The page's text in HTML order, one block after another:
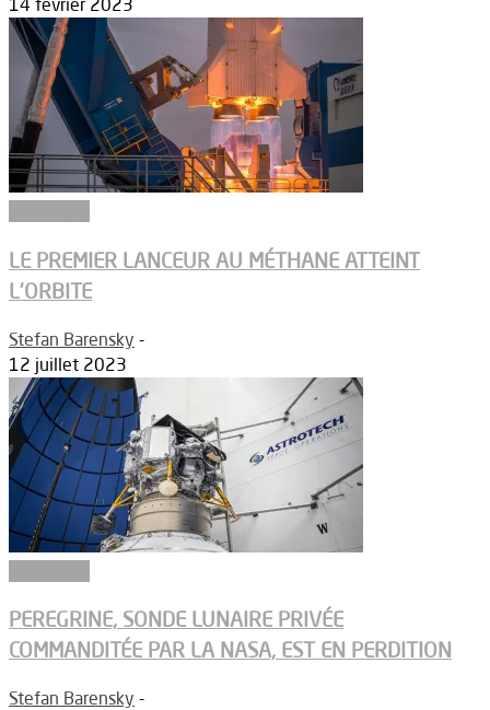
14 février 2023
LE PREMIER LANCEUR AU MÉTHANE ATTEINT
L’ORBITE
Stefan Barensky -
12 juillet 2023
PEREGRINE, SONDE LUNAIRE PRIVÉE
COMMANDITÉE PAR LA NASA, EST EN PERDITION
Stefan Barensky -